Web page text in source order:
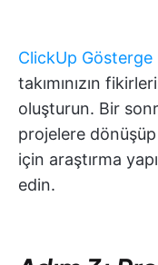
ClickUp Gösterge
takımınızın
oluşturun. Bir
projelere
için araştırma
edin.